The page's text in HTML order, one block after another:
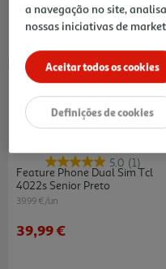
5.0 (1)
Feature Phone Dual Sim Tcl
4022s Senior Preto
39.99 €/un
39,99 €
a navegação no site,
nossas iniciativas de
Aceitar todos os cookies
Definições de cookies